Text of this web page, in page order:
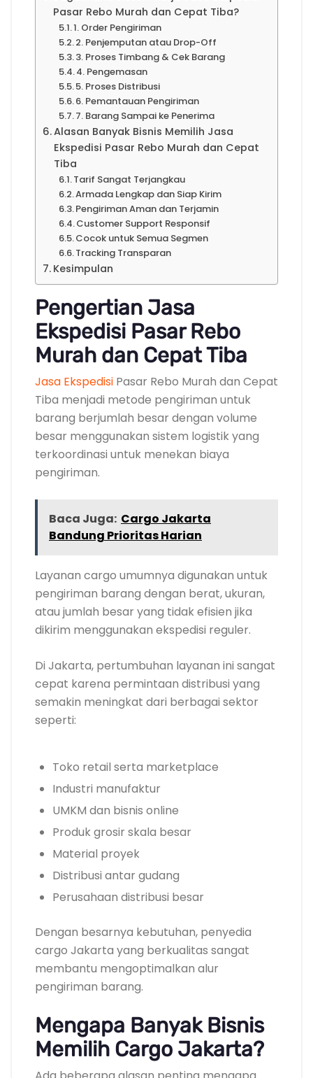
Pasar Rebo Murah dan Cepat Tiba?
1. Order Pengiriman
2. Penjemputan atau Drop-Off
3. Proses Timbang & Cek Barang
4. Pengemasan
5. Proses Distribusi
6. Pemantauan Pengiriman
7. Barang Sampai ke Penerima
Alasan Banyak Bisnis Memilih Jasa
Ekspedisi Pasar Rebo Murah dan Cepat
Tiba
Tarif Sangat Terjangkau
Armada Lengkap dan Siap Kirim
Pengiriman Aman dan Terjamin
Customer Support Responsif
Cocok untuk Semua Segmen
Tracking Transparan
Kesimpulan
Pengertian Jasa
Ekspedisi Pasar Rebo
Murah dan Cepat Tiba
Jasa Ekspedisi Pasar Rebo Murah dan Cepat
Tiba menjadi metode pengiriman untuk
barang berjumlah besar dengan volume
besar menggunakan sistem logistik yang
terkoordinasi untuk menekan biaya
pengiriman.
Baca Juga: Cargo Jakarta
Bandung Prioritas Harian
Layanan cargo umumnya digunakan untuk
pengiriman barang dengan berat, ukuran,
atau jumlah besar yang tidak efisien jika
dikirim menggunakan ekspedisi reguler.
Di Jakarta, pertumbuhan layanan ini sangat
cepat karena permintaan distribusi yang
semakin meningkat dari berbagai sektor
seperti:
Toko retail serta marketplace
Industri manufaktur
UMKM dan bisnis online
Produk grosir skala besar
Material proyek
Distribusi antar gudang
Perusahaan distribusi besar
Dengan besarnya kebutuhan, penyedia
cargo Jakarta yang berkualitas sangat
membantu mengoptimalkan alur
pengiriman barang.
Mengapa Banyak Bisnis
Memilih Cargo Jakarta?